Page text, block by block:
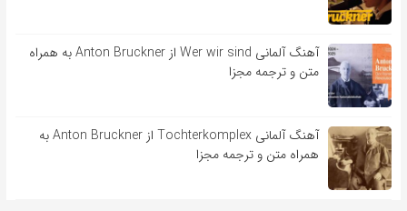
آهنگ آلمانی Wer wir sind از Anton Bruckner به همراه
متن و ترجمه مجزا
آهنگ آلمانی Tochterkomplex از Anton Bruckner به
همراه متن و ترجمه مجزا